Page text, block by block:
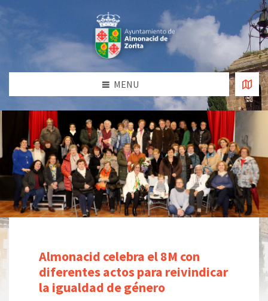
MENU
Almonacid celebra el 8M con
diferentes actos para reivindicar
la igualdad de género